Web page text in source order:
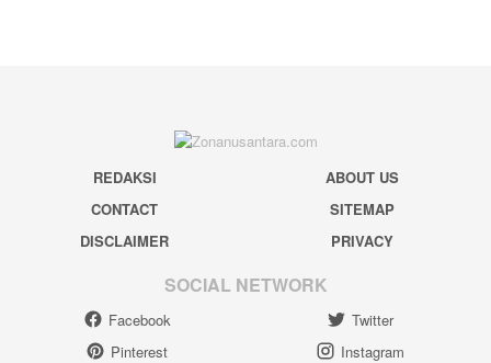
REDAKSI
ABOUT US
CONTACT
SITEMAP
DISCLAIMER
PRIVACY
SOCIAL NETWORK
Facebook
Twitter
Pinterest
Instagram